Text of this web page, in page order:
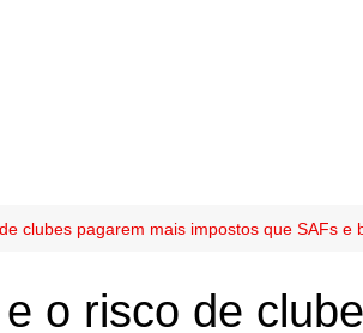
clubes pagarem mais impostos que SAFs e
o risco de